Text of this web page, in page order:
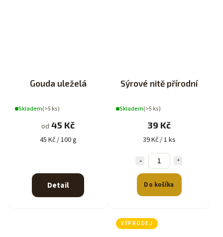
Gouda uleželá
Skladem(>5 ks)
od 45 Kč
45 Kč / 100 g
Detail
Sýrové nitě přírodní
Skladem(>5 ks)
39 Kč
39 Kč / 1 ks
Do košíka
VÝPRODEJ